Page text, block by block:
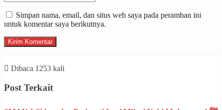
Simpan nama, email, dan situs web saya pada peramban ini
untuk komentar saya berikutnya.
Dibaca 1253 kali
Post Terkait